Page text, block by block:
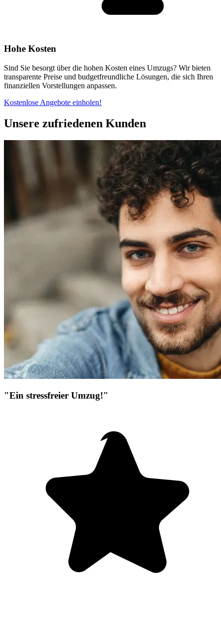
Hohe Kosten
Sind Sie besorgt über die hohen Kosten eines Umzugs? Wir bieten
transparente Preise und budgetfreundliche Lösungen, die sich Ihren
finanziellen Vorstellungen anpassen.
Kostenlose Angebote einholen!
Unsere zufriedenen Kunden
"Ein stressfreier Umzug!"